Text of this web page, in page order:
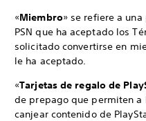
«Miembro» se refiere a
PSN que ha aceptado los
solicitado convertirse en
le ha aceptado.
«Tarjetas de regalo de
de prepago que permiten a
canjear contenido de